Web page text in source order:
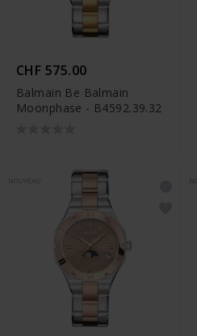
CHF 575.00
Balmain Be Balmain
Moonphase - B4592.39.32